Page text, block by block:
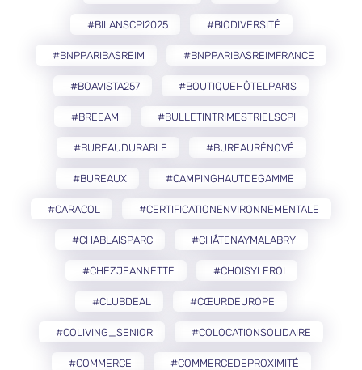
#BILANSCPI2025 #BIODIVERSITÉ
#BNPPARIBASREIM #BNPPARIBASREIMFRANCE
#BOAVISTA257 #BOUTIQUEHÔTELPARIS
#BREEAM #BULLETINTRIMESTRIELSCPI
#BUREAUDURABLE #BUREAURÉNOVÉ
#BUREAUX #CAMPINGHAUTDEGAMME
#CARACOL #CERTIFICATIONENVIRONNEMENTALE
#CHABLAISPARC #CHÂTENAYMALABRY
#CHEZJEANNETTE #CHOISYLEROI
#CLUBDEAL #CŒURDEUROPE
#COLIVING_SENIOR #COLOCATIONSOLIDAIRE
#COMMERCE #COMMERCEDEPROXIMITÉ